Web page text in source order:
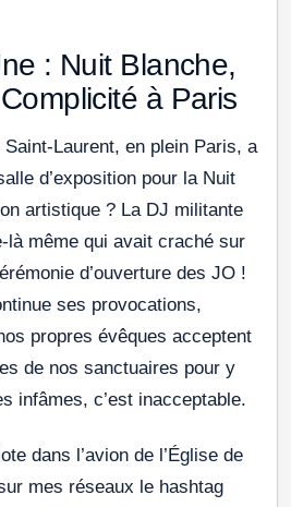
: Nuit Blanche,
à Paris
Saint-Laurent, en plein Paris, a
d’exposition pour la Nuit
artistique ? La DJ militante
là même qui avait craché sur
d’ouverture des JO !
ses provocations,
propres évêques acceptent
de nos sanctuaires pour y
infâmes, c’est inacceptable.
dans l’avion de l’Église de
mes réseaux le hashtag